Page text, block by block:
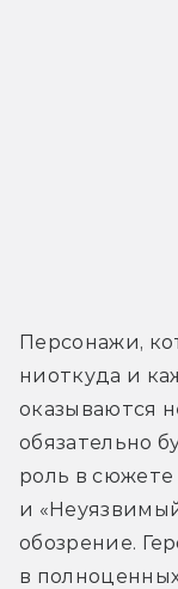
Персонажи,
ниоткуда и
оказываются
обязательно
роль в сюжете
и
обозрение.
в